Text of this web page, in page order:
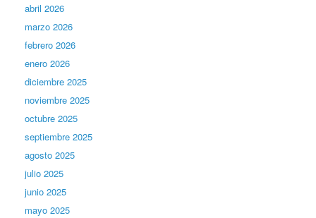
abril 2026
marzo 2026
febrero 2026
enero 2026
diciembre 2025
noviembre 2025
octubre 2025
septiembre 2025
agosto 2025
julio 2025
junio 2025
mayo 2025